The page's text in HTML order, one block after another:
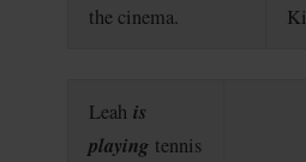
the cinema.
Leahis
playing tennis